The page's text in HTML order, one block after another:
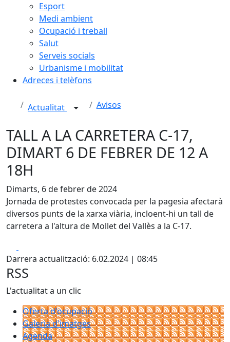
Esport
Medi ambient
Ocupació i treball
Salut
Serveis socials
Urbanisme i mobilitat
Adreces i telèfons
Actualitat Avisos
TALL A LA CARRETERA C-17,
DIMART 6 DE FEBRER DE 12 A
18H
Dimarts, 6 de febrer de 2024
Jornada de protestes convocada per la pagesia afectarà
diversos punts de la xarxa viària, incloent-hi un tall de
carretera a l'altura de Mollet del Vallès a la C-17.
Darrera actualització: 6.02.2024 | 08:45
RSS
L'actualitat a un clic
Oferta d'ocupació
Galeria d'imatges
Agenda